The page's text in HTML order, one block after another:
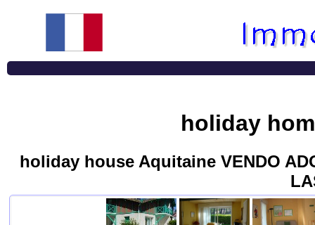
holiday
holiday house Aquitaine VENDO